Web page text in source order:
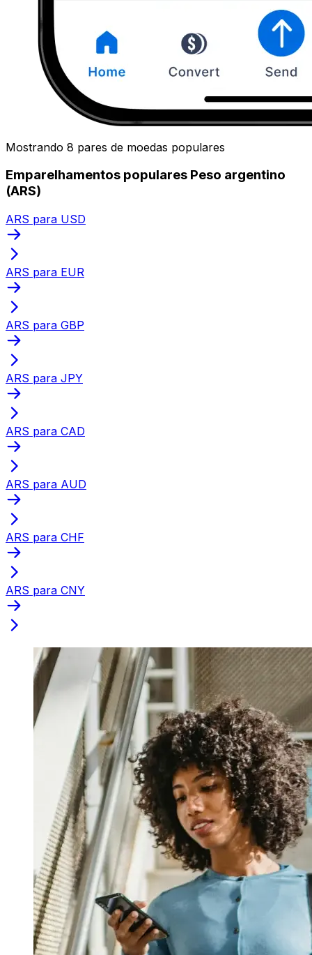
Mostrando 8 pares de moedas populares
Emparelhamentos populares Peso argentino
(ARS)
ARS para USD
ARS para EUR
ARS para GBP
ARS para JPY
ARS para CAD
ARS para AUD
ARS para CHF
ARS para CNY